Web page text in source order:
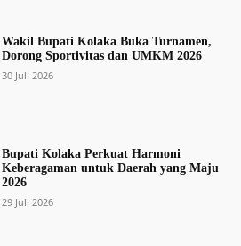
Wakil Bupati Kolaka Buka Turnamen,
Dorong Sportivitas dan UMKM 2026
30 Juli 2026
Bupati Kolaka Perkuat Harmoni
Keberagaman untuk Daerah yang Maju
2026
29 Juli 2026